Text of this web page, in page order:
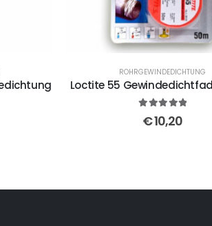
ROHRGEWINDEDICHTUNG
Loctite 55
out of 5
€10,20